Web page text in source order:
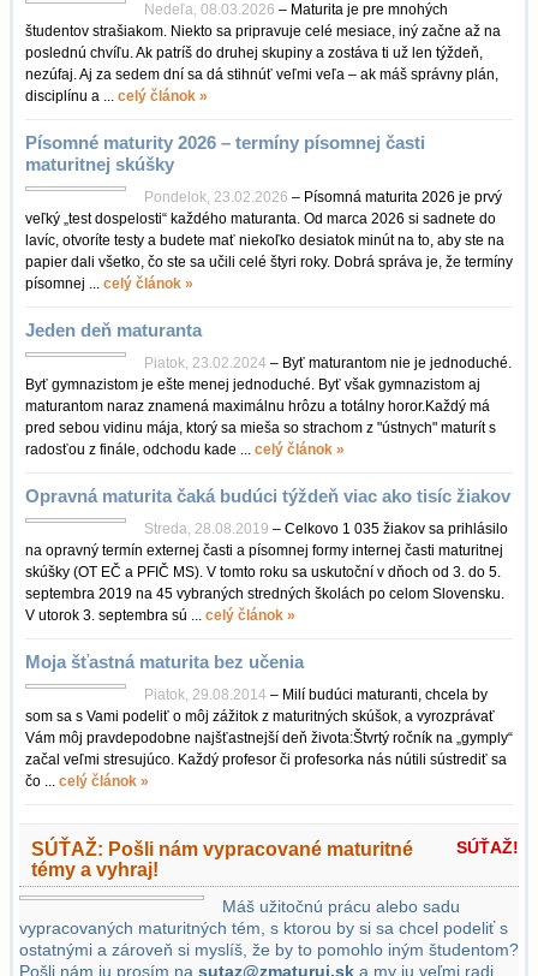
Nedeľa, 08.03.2026 – Maturita je pre mnohých
študentov strašiakom. Niekto sa pripravuje celé mesiace, iný začne až na
poslednú chvíľu. Ak patríš do druhej skupiny a zostáva ti už len týždeň,
nezúfaj. Aj za sedem dní sa dá stihnúť veľmi veľa – ak máš správny plán,
disciplínu a ... celý článok »
Písomné maturity 2026 – termíny písomnej časti
maturitnej skúšky
Pondelok, 23.02.2026 – Písomná maturita 2026 je prvý
veľký „test dospelosti“ každého maturanta. Od marca 2026 si sadnete do
lavíc, otvoríte testy a budete mať niekoľko desiatok minút na to, aby ste na
papier dali všetko, čo ste sa učili celé štyri roky. Dobrá správa je, že termíny
písomnej ... celý článok »
Jeden deň maturanta
Piatok, 23.02.2024 – Byť maturantom nie je jednoduché.
Byť gymnazistom je ešte menej jednoduché. Byť však gymnazistom aj
maturantom naraz znamená maximálnu hrôzu a totálny horor.Každý má
pred sebou vidinu mája, ktorý sa mieša so strachom z "ústnych" maturít s
radosťou z finále, odchodu kade ... celý článok »
Opravná maturita čaká budúci týždeň viac ako tisíc žiakov
Streda, 28.08.2019 – Celkovo 1 035 žiakov sa prihlásilo
na opravný termín externej časti a písomnej formy internej časti maturitnej
skúšky (OT EČ a PFIČ MS). V tomto roku sa uskutoční v dňoch od 3. do 5.
septembra 2019 na 45 vybraných stredných školách po celom Slovensku.
V utorok 3. septembra sú ... celý článok »
Moja šťastná maturita bez učenia
Piatok, 29.08.2014 – Milí budúci maturanti, chcela by
som sa s Vami podeliť o môj zážitok z maturitných skúšok, a vyrozprávať
Vám môj pravdepodobne najšťastnejší deň života:Štvrtý ročník na „gymply“
začal veľmi stresujúco. Každý profesor či profesorka nás nútili sústrediť sa
čo ... celý článok »
SÚŤAŽ!
SÚŤAŽ: Pošli nám vypracované maturitné
témy a vyhraj!
Máš užitočnú prácu alebo sadu
vypracovaných maturitných tém, s ktorou by si sa chcel podeliť s
ostatnými a zároveň si myslíš, že by to pomohlo iným študentom?
Pošli nám ju prosím na sutaz@zmaturuj.sk a my ju veľmi radi